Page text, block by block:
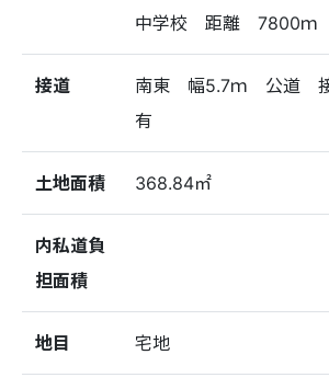
中学校 距離 7800ｍ
接道
南東 幅5.7ｍ 公道
有
土地面積 368.84㎡
内私道負
担面積
地目 宅地